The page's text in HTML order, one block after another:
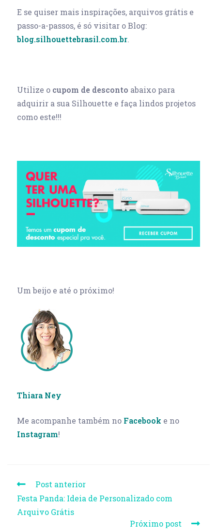
E se quiser mais inspirações, arquivos grátis e
passo-a-passos, é só visitar o Blog:
blog.silhouettebrasil.com.br.
Utilize o cupom de desconto abaixo para
adquirir a sua Silhouette e faça lindos projetos
como este!!!
Um beijo e até o próximo!
Thiara Ney
Me acompanhe também no Facebook e no
Instagram!
Post anterior
Festa Panda: Ideia de Personalizado com
Arquivo Grátis
Próximo post